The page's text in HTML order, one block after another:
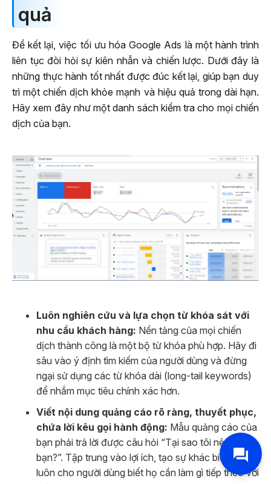
quả
Để kết lại, việc tối ưu hóa Google Ads là một hành trình
liên tục đòi hỏi sự kiên nhẫn và chiến lược. Dưới đây là
những thực hành tốt nhất được đúc kết lại, giúp bạn duy
trì một chiến dịch khỏe mạnh và hiệu quả trong dài hạn.
Hãy xem đây như một danh sách kiểm tra cho mọi chiến
dịch của bạn.
Luôn nghiên cứu và lựa chọn từ khóa sát với
nhu cầu khách hàng: Nền tảng của mọi chiến
dịch thành công là một bộ từ khóa phù hợp. Hãy đi
sâu vào ý định tìm kiếm của người dùng và đừng
ngại sử dụng các từ khóa dài (long-tail keywords)
để nhắm mục tiêu chính xác hơn.
Viết nội dung quảng cáo rõ ràng, thuyết phục,
chứa lời kêu gọi hành động: Mẫu quảng cáo của
bạn phải trả lời được câu hỏi “Tại sao tôi nên chọn
bạn?”. Tập trung vào lợi ích, tạo sự khác biệt và
luôn cho người dùng biết họ cần làm gì tiếp theo với